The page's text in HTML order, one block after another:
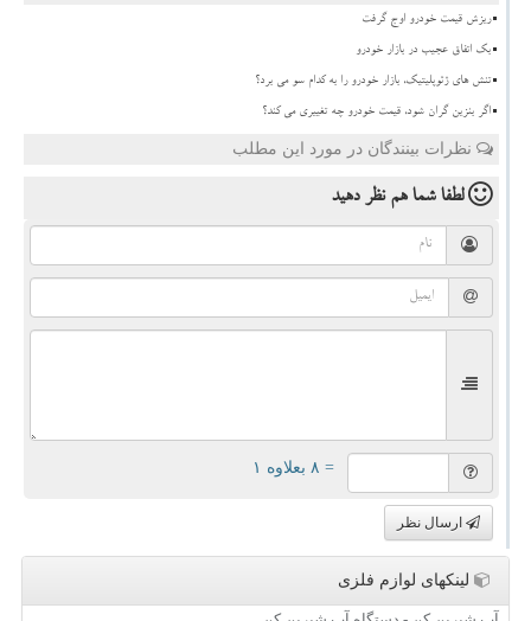
ریزش قیمت خودرو اوج گرفت
بک اتفاق عجیب در بازار خودرو
تنش های ژئوپلیتیک، بازار خودرو را به کدام سو می برد؟
اگر بنزین گران شود، قیمت خودرو چه تغییری می کند؟
نظرات بینندگان در مورد این مطلب
لطفا شما همنظر دهید
= ۸ بعلاوه ۱
ارسال نظر
لینکهای لوازم فلزی